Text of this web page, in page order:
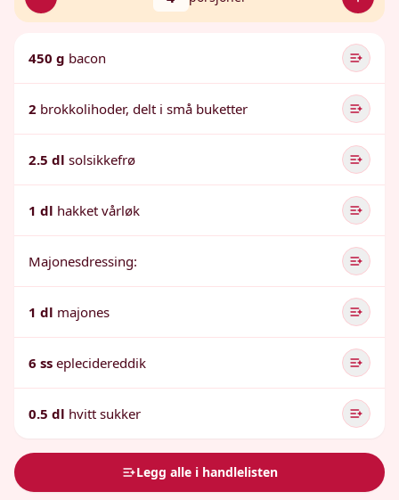
450 g bacon
2 brokkolihoder, delt i små buketter
2.5 dl solsikkefrø
1 dl hakket vårløk
Majonesdressing:
1 dl majones
6 ss eplecidereddik
0.5 dl hvitt sukker
Legg alle i handlelisten